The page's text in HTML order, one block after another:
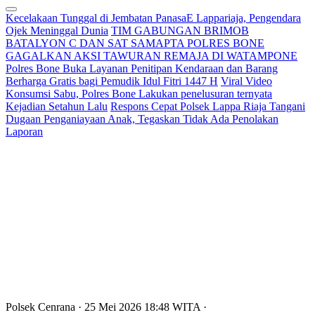
Kecelakaan Tunggal di Jembatan PanasaE Lappariaja, Pengendara
Ojek Meninggal Dunia TIM GABUNGAN BRIMOB
BATALYON C DAN SAT SAMAPTA POLRES BONE
GAGALKAN AKSI TAWURAN REMAJA DI WATAMPONE
Polres Bone Buka Layanan Penitipan Kendaraan dan Barang
Berharga Gratis bagi Pemudik Idul Fitri 1447 H Viral Video
Konsumsi Sabu, Polres Bone Lakukan penelusuran ternyata
Kejadian Setahun Lalu Respons Cepat Polsek Lappa Riaja Tangani
Dugaan Penganiayaan Anak, Tegaskan Tidak Ada Penolakan
Laporan
Polsek Cenrana · 25 Mei 2026 18:48 WITA ·